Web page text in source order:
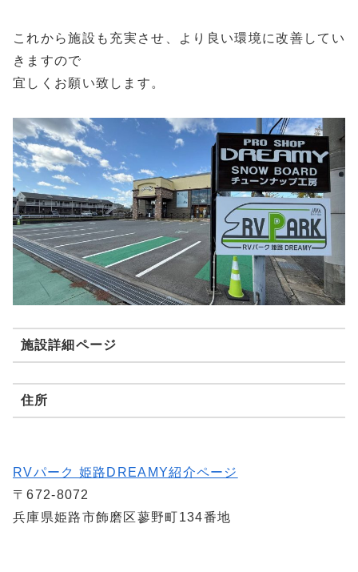
これから施設も充実させ、より良い環境に改善してい
きますので
宜しくお願い致します。
施設詳細ページ
住所
RVパーク 姫路DREAMY紹介ページ
〒672-8072
兵庫県姫路市飾磨区蓼野町134番地